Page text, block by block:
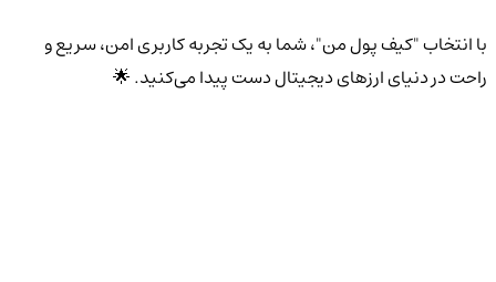
با انتخاب "کیف پول من"، شما به یک تجربه کاربری امن، سریع و
راحت در دنیای ارزهای دیجیتال دست پیدا می‌کنید. 🌟